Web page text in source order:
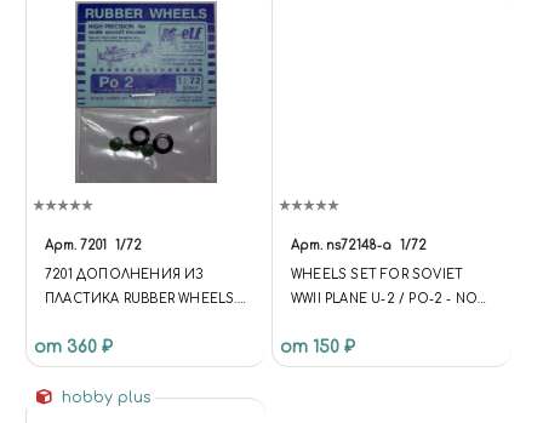
Арт. 7201 1/72
7201 ДОПОЛНЕНИЯ ИЗ
ПЛАСТИКА RUBBER WHEELS.
от 360 ₽
Арт. ns72148-a 1/72
WHEELS SET FOR SOVIET
WWII PLANE U-2 / PO-2 - NO
от 150 ₽
hobby plus